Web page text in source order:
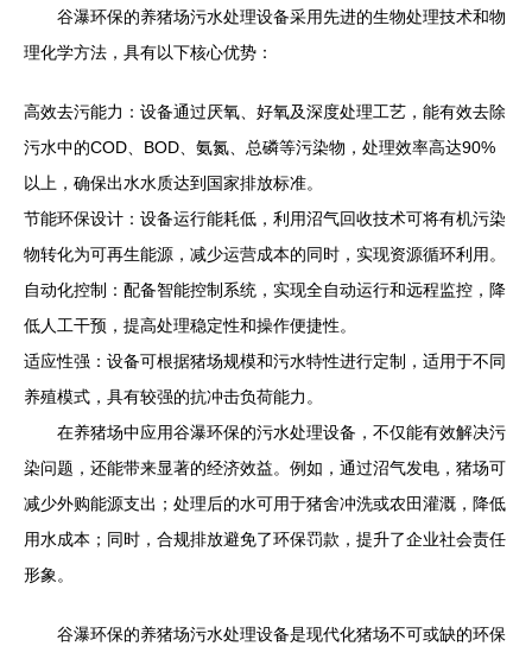
谷瀑环保的养猪场污水处理设备采用先进的生物处理技术和物
理化学方法，具有以下核心优势：
高效去污能力：设备通过厌氧、好氧及深度处理工艺，能有效去除
污水中的COD、BOD、氨氮、总磷等污染物，处理效率高达90%
以上，确保出水水质达到国家排放标准。
节能环保设计：设备运行能耗低，利用沼气回收技术可将有机污染
物转化为可再生能源，减少运营成本的同时，实现资源循环利用。
自动化控制：配备智能控制系统，实现全自动运行和远程监控，降
低人工干预，提高处理稳定性和操作便捷性。
适应性强：设备可根据猪场规模和污水特性进行定制，适用于不同
养殖模式，具有较强的抗冲击负荷能力。
在养猪场中应用谷瀑环保的污水处理设备，不仅能有效解决污
染问题，还能带来显著的经济效益。例如，通过沼气发电，猪场可
减少外购能源支出；处理后的水可用于猪舍冲洗或农田灌溉，降低
用水成本；同时，合规排放避免了环保罚款，提升了企业社会责任
形象。
谷瀑环保的养猪场污水处理设备是现代化猪场不可或缺的环保